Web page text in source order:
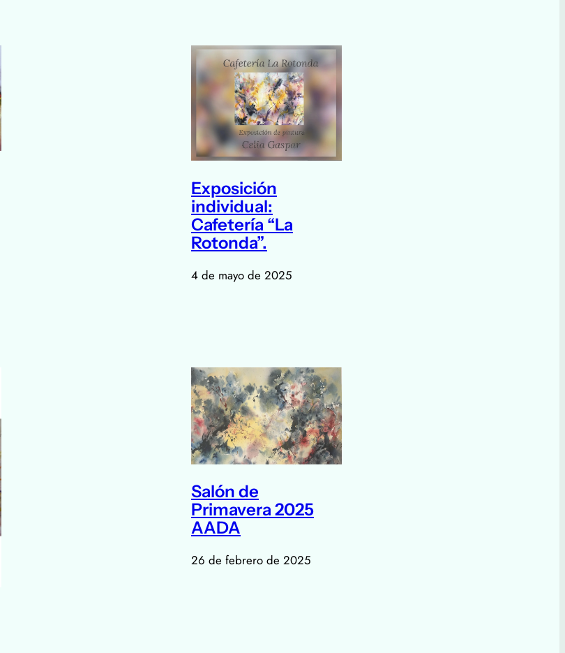
Exposición
individual:
Cafetería “La
Rotonda”.
4 de mayo de 2025
Salón de
Primavera 2025
AADA
26 de febrero de 2025